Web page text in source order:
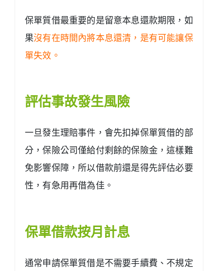
保單質借最重要的是留意本息還款期限，如
果沒有在時間內將本息還清，是有可能讓保
單失效。
評估事故發生風險
一旦發生理賠事件，會先扣掉保單質借的部
分，保險公司僅給付剩餘的保險金，這樣難
免影響保障，所以借款前還是得先評估必要
性，有急用再借為佳。
保單借款按月計息
通常申請保單質借是不需要手續費、不規定